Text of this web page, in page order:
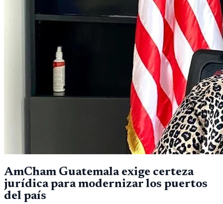
AmCham Guatemala exige certeza
jurídica para modernizar los puertos
del país